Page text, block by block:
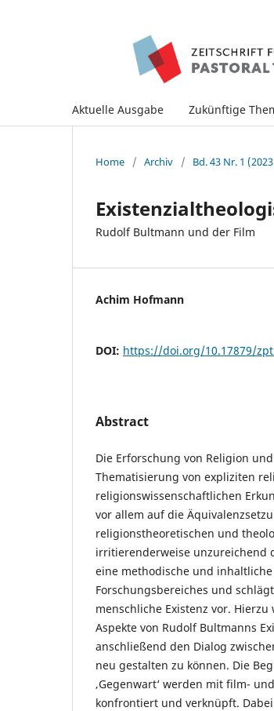
Aktuelle Ausgabe Zukünftige
Home / Archiv / Bd. 43 Nr. 1
Rudolf Bultmann und der Film
Achim Hofmann
DOI: https://doi.org/10.17879/
Abstract
Die Erforschung von Religion
Thematisierung von expliziten
religionswissenschaftlichen
vor allem auf die
religionstheoretischen und
irritierenderweise unzureichend
eine methodische und
Forschungsbereiches und
menschliche Existenz vor.
Aspekte von Rudolf Bultmanns
anschließend den Dialog
neu gestalten zu können. Die
‚Gegenwart‘ werden mit film-
konfrontiert und verknüpft.